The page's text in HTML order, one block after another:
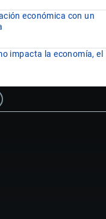
económica con un
impacta la economía, el